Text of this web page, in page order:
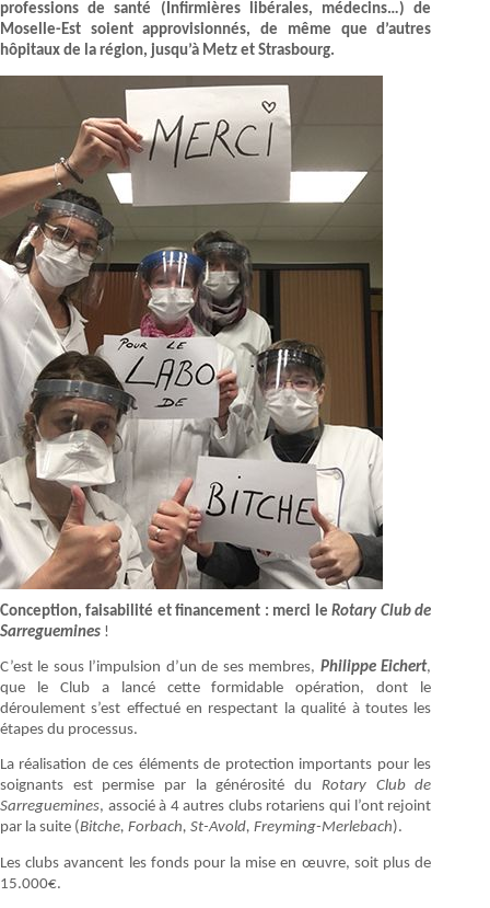
professions de santé (Infirmières libérales, médecins…) de
Moselle-Est soient approvisionnés, de même que d’autres
hôpitaux de la région, jusqu’à Metz et Strasbourg.
Conception, faisabilité et financement : merci leRotary Club de
Sarreguemines !
C’est le sous l’impulsion d’un de ses membres, Philippe Eichert,
que le Club a lancé cette formidable opération, dont le
déroulement s’est effectué en respectant la qualité à toutes les
étapes du processus.
La réalisation de ces éléments de protection importants pour les
soignants est permise par la générosité du Rotary Club de
Sarreguemines, associé à 4 autres clubs rotariens qui l’ont rejoint
par la suite (Bitche, Forbach, St-Avold, Freyming-Merlebach).
Les clubs avancent les fonds pour la mise en œuvre, soit plus de
15.000€.